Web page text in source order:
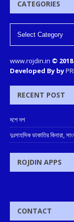
CATEGORIES
www.rojdin.in © 2018
Developed By by
RECENT POST
দশে দশ
দুঃসাহসিক ডাকাতির কিনারা,
ROJDIN APPS
CONTACT